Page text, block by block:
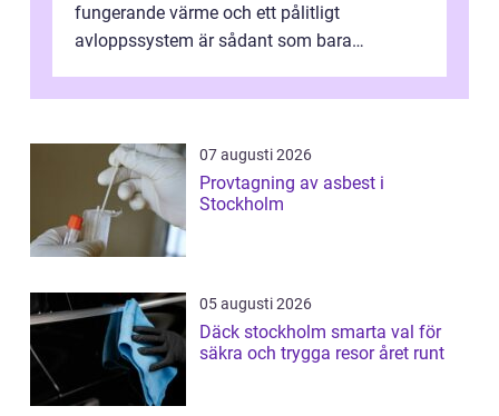
fungerande värme och ett pålitligt
avloppssystem är sådant som bara
gör...
07 augusti 2026
Provtagning av asbest i
Stockholm
05 augusti 2026
Däck stockholm smarta val för
säkra och trygga resor året runt